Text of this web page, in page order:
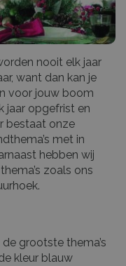
nooit elk jaar
want dan kan je
voor jouw boom
jaar opgefrist en
bestaat onze
met in
hebben wij
zoals ons
grootste thema’s
kleur blauw